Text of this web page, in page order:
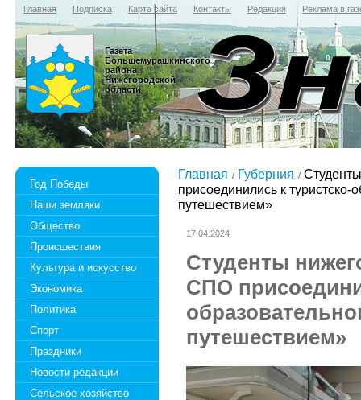
Главная Подписка Карта сайта Контакты Редакция Реклама в
Газета
Большемурашкинского
района
Нижегородской
области
Год Победы
Наши земляки
Общество
Происшествия
Культура и искусство
Экономика
Политика
Спорт
Праздники
Новости редакции
Сельское хозяйство
Главная Губерния
присоединились к туристско-
путешествием»
17.04.2024
Студенты
СПО
путешествием»